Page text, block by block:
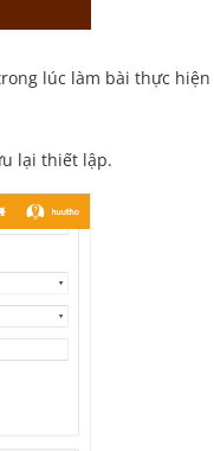
lúc làm bài thực hiện
lại thiết lập.